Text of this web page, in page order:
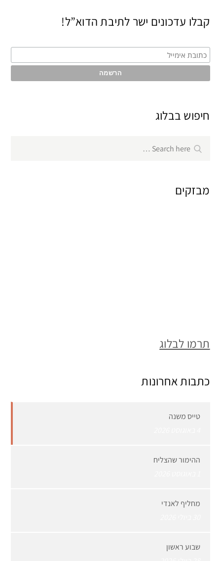
קבלו עדכונים ישר לתיבת הדוא”ל!
חיפוש בבלוג
Search
for:
Search
מבזקים
תרמו לבלוג
כתבות אחרונות
טייס משנה
ההימור שהצליח
מחליף לאנדי
שבוע ראשון